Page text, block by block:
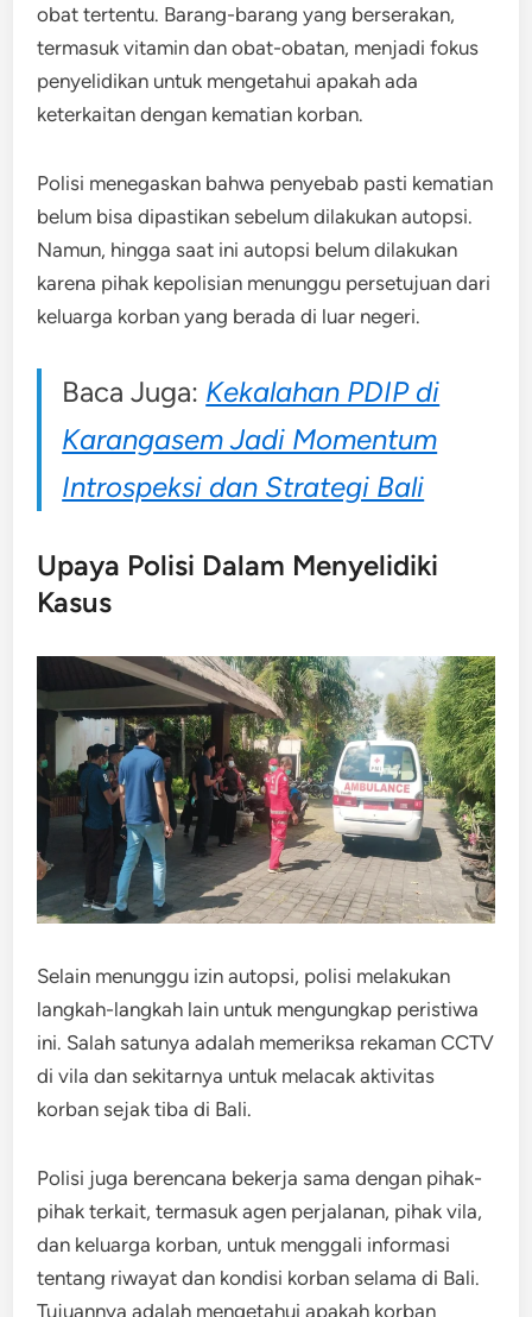
obat tertentu. Barang-barang yang berserakan,
termasuk vitamin dan obat-obatan, menjadi fokus
penyelidikan untuk mengetahui apakah ada
keterkaitan dengan kematian korban.
Polisi menegaskan bahwa penyebab pasti kematian
belum bisa dipastikan sebelum dilakukan autopsi.
Namun, hingga saat ini autopsi belum dilakukan
karena pihak kepolisian menunggu persetujuan dari
keluarga korban yang berada di luar negeri.
Baca Juga: Kekalahan PDIP di
Karangasem Jadi Momentum
Introspeksi dan Strategi Bali
Upaya Polisi Dalam Menyelidiki
Kasus
Selain menunggu izin autopsi, polisi melakukan
langkah-langkah lain untuk mengungkap peristiwa
ini. Salah satunya adalah memeriksa rekaman CCTV
di vila dan sekitarnya untuk melacak aktivitas
korban sejak tiba di Bali.
Polisi juga berencana bekerja sama dengan pihak-
pihak terkait, termasuk agen perjalanan, pihak vila,
dan keluarga korban, untuk menggali informasi
tentang riwayat dan kondisi korban selama di Bali.
Tujuannya adalah mengetahui apakah korban